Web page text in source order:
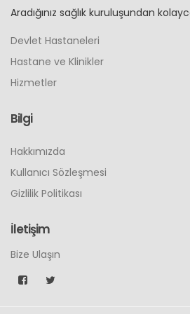
Aradığınız sağlık kuruluşundan
Devlet Hastaneleri
Hastane ve Klinikler
Hizmetler
Bilgi
Hakkımızda
Kullanıcı Sözleşmesi
Gizlilik Politikası
İletişim
Bize Ulaşın